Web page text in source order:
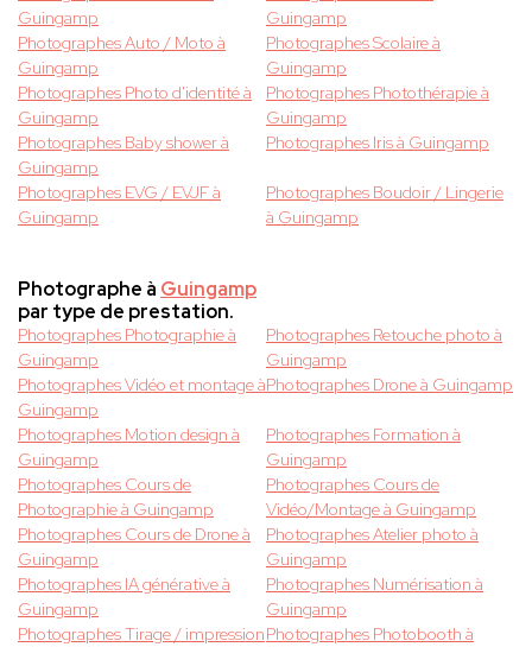
Guingamp
Guingamp
Photographes Auto / Moto à
Guingamp
Photographes Scolaire à
Guingamp
Photographes Photo d'identité à
Guingamp
Photographes Photothérapie à
Guingamp
Photographes Baby shower à
Guingamp
Photographes Iris à Guingamp
Photographes EVG / EVJF à
Guingamp
Photographes Boudoir / Lingerie
à Guingamp
Photographe à Guingamp
par type de prestation.
Photographes Photographie à
Guingamp
Photographes Retouche photo à
Guingamp
Photographes Vidéo et montage à
Guingamp
Photographes Drone à Guingamp
Photographes Motion design à
Guingamp
Photographes Formation à
Guingamp
Photographes Cours de
Photographie à Guingamp
Photographes Cours de
Vidéo/Montage à Guingamp
Photographes Cours de Drone à
Guingamp
Photographes Atelier photo à
Guingamp
Photographes IA générative à
Guingamp
Photographes Numérisation à
Guingamp
Photographes Tirage / impressionPhotographes Photobooth à